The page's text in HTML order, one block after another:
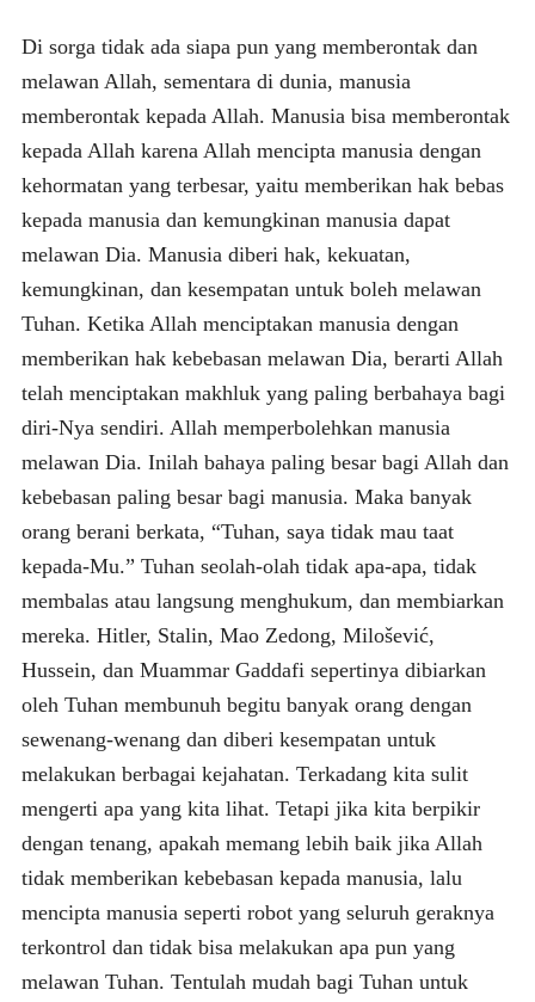
Di sorga tidak ada siapa pun yang memberontak dan
melawan Allah, sementara di dunia, manusia
memberontak kepada Allah. Manusia bisa memberontak
kepada Allah karena Allah mencipta manusia dengan
kehormatan yang terbesar, yaitu memberikan hak bebas
kepada manusia dan kemungkinan manusia dapat
melawan Dia. Manusia diberi hak, kekuatan,
kemungkinan, dan kesempatan untuk boleh melawan
Tuhan. Ketika Allah menciptakan manusia dengan
memberikan hak kebebasan melawan Dia, berarti Allah
telah menciptakan makhluk yang paling berbahaya bagi
diri-Nya sendiri. Allah memperbolehkan manusia
melawan Dia. Inilah bahaya paling besar bagi Allah dan
kebebasan paling besar bagi manusia. Maka banyak
orang berani berkata, “Tuhan, saya tidak mau taat
kepada-Mu.” Tuhan seolah-olah tidak apa-apa, tidak
membalas atau langsung menghukum, dan membiarkan
mereka. Hitler, Stalin, Mao Zedong, Milošević,
Hussein, dan Muammar Gaddafi sepertinya dibiarkan
oleh Tuhan membunuh begitu banyak orang dengan
sewenang-wenang dan diberi kesempatan untuk
melakukan berbagai kejahatan. Terkadang kita sulit
mengerti apa yang kita lihat. Tetapi jika kita berpikir
dengan tenang, apakah memang lebih baik jika Allah
tidak memberikan kebebasan kepada manusia, lalu
mencipta manusia seperti robot yang seluruh geraknya
terkontrol dan tidak bisa melakukan apa pun yang
melawan Tuhan. Tentulah mudah bagi Tuhan untuk